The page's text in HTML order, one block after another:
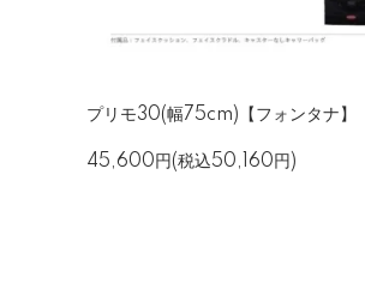
プリモ30(幅75cm)【フォンタナ】
45,600円(税込50,160円)